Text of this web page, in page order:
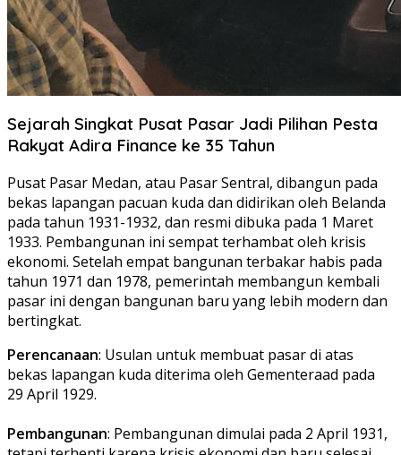
Sejarah Singkat Pusat Pasar Jadi Pilihan Pesta
Rakyat Adira Finance ke 35 Tahun
Pusat Pasar Medan, atau Pasar Sentral, dibangun pada
bekas lapangan pacuan kuda dan didirikan oleh Belanda
pada tahun 1931-1932, dan resmi dibuka pada 1 Maret
1933. Pembangunan ini sempat terhambat oleh krisis
ekonomi. Setelah empat bangunan terbakar habis pada
tahun 1971 dan 1978, pemerintah membangun kembali
pasar ini dengan bangunan baru yang lebih modern dan
bertingkat.
Perencanaan: Usulan untuk membuat pasar di atas
bekas lapangan kuda diterima oleh Gementeraad pada
29 April 1929.
Pembangunan: Pembangunan dimulai pada 2 April 1931,